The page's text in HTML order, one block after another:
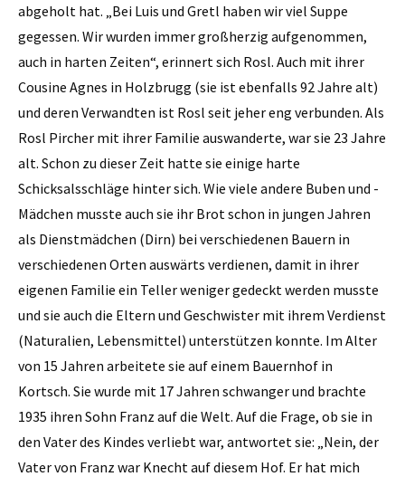
abgeholt hat. „Bei Luis und Gretl haben wir viel Suppe
gegessen. Wir wurden immer großherzig aufgenommen,
auch in harten Zeiten“, erinnert sich Rosl. Auch mit ihrer
Cousine Agnes in Holzbrugg (sie ist ebenfalls 92 Jahre alt)
und deren Verwandten ist Rosl seit jeher eng verbunden. Als
Rosl Pircher mit ihrer Familie auswanderte, war sie 23 Jahre
alt. Schon zu ­dieser Zeit hatte sie einige harte
Schicksalsschläge hinter sich. Wie viele andere Buben und ­
Mädchen musste auch sie ihr Brot schon in jungen Jahren
als Dienstmädchen (Dirn) bei verschiedenen Bauern in
verschiedenen Orten auswärts verdienen, damit in ihrer
eigenen Familie ein Teller weniger gedeckt werden musste
und sie auch die Eltern und Geschwister mit ihrem Verdienst
­(Naturalien, Lebensmittel) unter­stützen konnte. Im Alter
von 15 Jahren ­arbeitete sie auf einem Bauernhof in
Kortsch. Sie wurde mit 17 ­Jahren schwanger und brachte
1935 ihren Sohn Franz auf die Welt. Auf die Frage, ob sie in
den Vater des Kindes verliebt war, antwortet sie: „Nein, der
Vater von Franz war Knecht auf diesem Hof. Er hat mich